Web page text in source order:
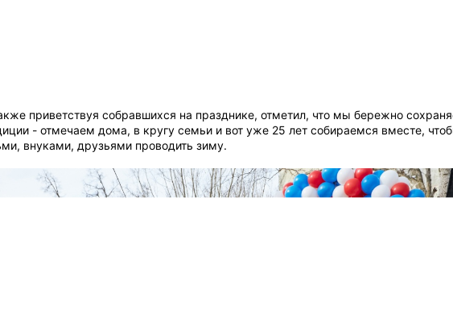
приветствуя собравшихся на празднике, отметил, что мы бережно
- отмечаем дома, в кругу семьи и вот уже 25 лет собираемся вместе,
внуками, друзьями проводить зиму.